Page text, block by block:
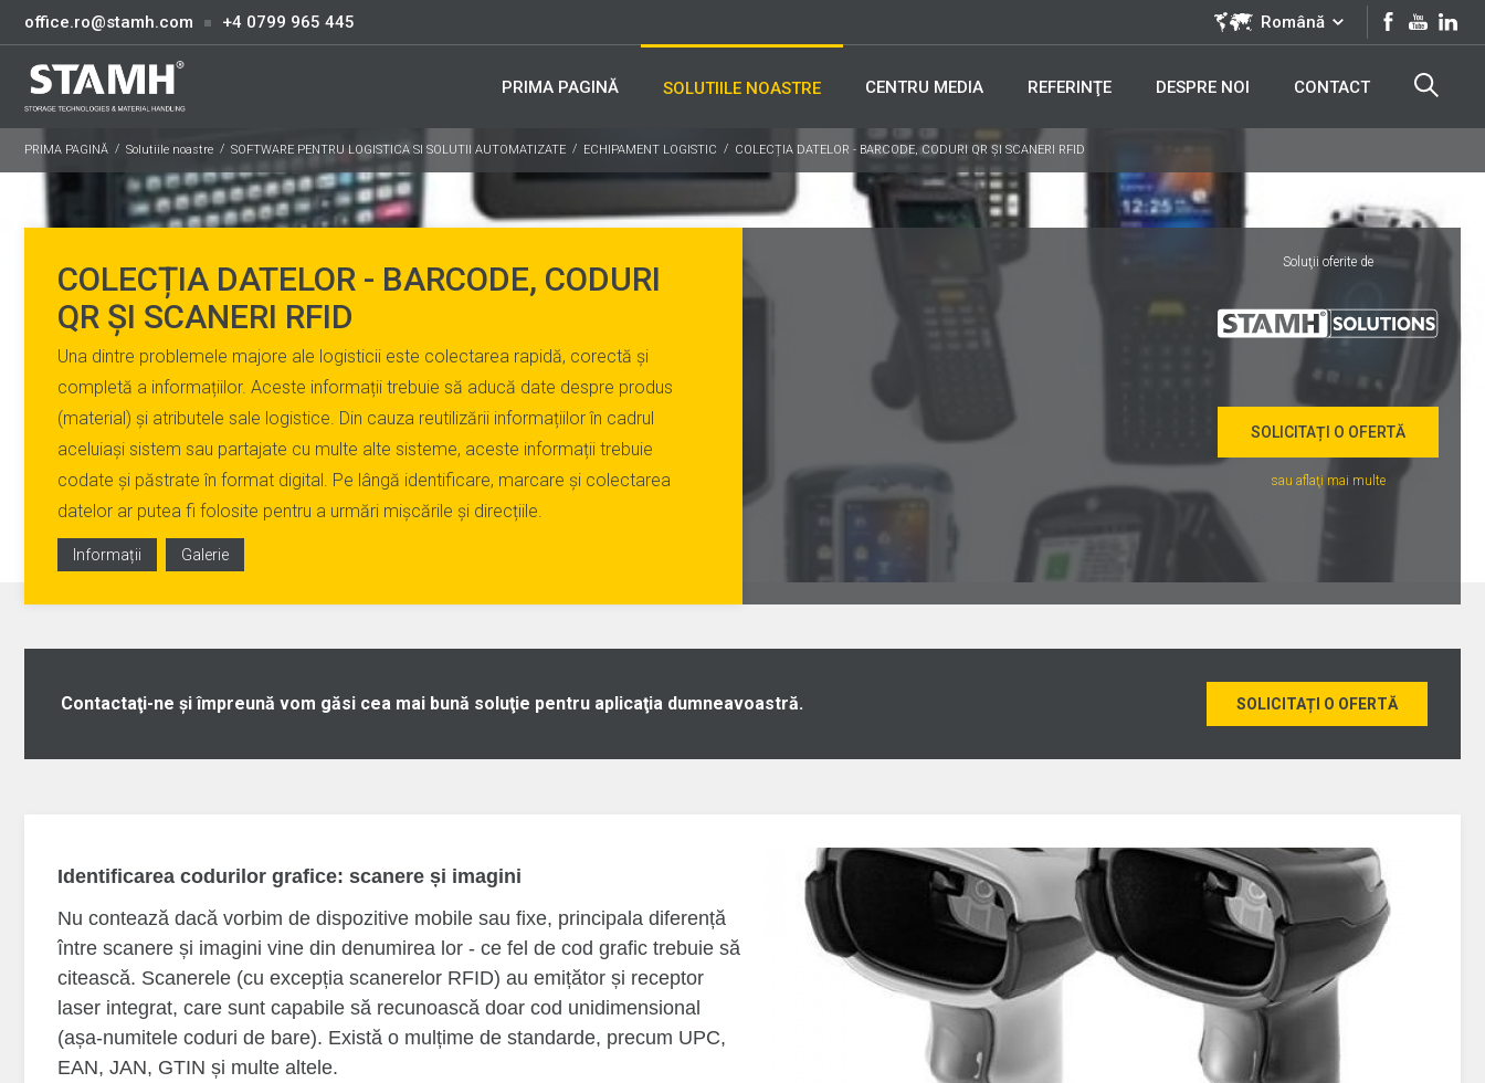
office.ro@stamh.com +4 0799 965 445 Română
PRIMA PAGINĂ SOLUTIILE NOASTRE CENTRU MEDIA REFERINŢE DESPRE NOI CONTACT
PRIMA PAGINĂ Solutiile noastre SOFTWARE PENTRU LOGISTICA SI SOLUTII AUTOMATIZATE ECHIPAMENT LOGISTIC COLECȚIA DATELOR - BARCODE, CODURI QR ȘI SCANERI RFID
COLECȚIA DATELOR - BARCODE, CODURI
QR ȘI SCANERI RFID
Una dintre problemele majore ale logisticii este colectarea rapidă, corectă și
completă a informațiilor. Aceste informații trebuie să aducă date despre produs
(material) și atributele sale logistice. Din cauza reutilizării informațiilor în cadrul
aceluiași sistem sau partajate cu multe alte sisteme, aceste informații trebuie
codate și păstrate în format digital. Pe lângă identificare, marcare și colectarea
datelor ar putea fi folosite pentru a urmări mișcările și direcțiile.
Informații Galerie
Soluţii oferite de
SOLICITAȚI O OFERTĂ
sau aflaţi mai multe
Contactaţi-ne şi împreună vom găsi cea mai bună soluţie pentru aplicaţia dumneavoastră. SOLICITAȚI O OFERTĂ
Identificarea codurilor grafice: scanere și imagini
Nu contează dacă vorbim de dispozitive mobile sau fixe, principala diferență
între scanere și imagini vine din denumirea lor - ce fel de cod grafic trebuie să
citească. Scanerele (cu excepția scanerelor RFID) au emițător și receptor
laser integrat, care sunt capabile să recunoască doar cod unidimensional
(așa-numitele coduri de bare). Există o mulțime de standarde, precum UPC,
EAN, JAN, GTIN și multe altele.